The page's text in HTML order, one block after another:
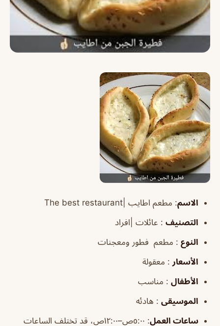
الاسم: مطعم اطايب | The best restaurant
التصنيف : عائلات |افراد
النوع : مطعم فطور ومعجنات
الأسعار : معقولة
الأطفال : مناسب
الموسيقى : هادئه
ساعات العمل: